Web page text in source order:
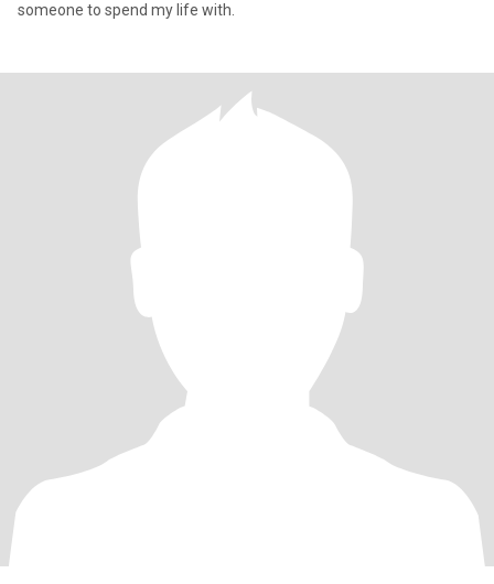
someone to spend my life with.